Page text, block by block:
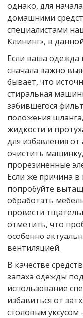
однако, для
домашними
специалистами
Клининг», в
Если ваша одежда
сначала важно
бывает, что
стиральная
забившегося
положения
жидкости и
для избавления
очистить
прорезиненные
Если же причина
попробуйте
обработать
провести
отметить, что
особенно
вентиляцией.
В качестве
запаха одежды
использование
избавиться от
столовым уксусом